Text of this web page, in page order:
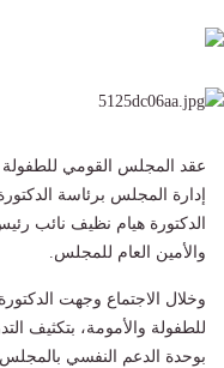
عقد المجلس القومي
إدارة المجلس برئاسة
الدكتورة هيام نظيف نائب
والأمين العام للمجلس.
وخلال الاجتماع وجهت
للطفولة والأمومة، بتكثيف
بوحدة الدعم النفسي